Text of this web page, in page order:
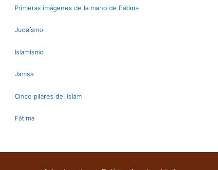
Primeras imágenes de la mano de Fátima
Judaísmo
Islamismo
Jamsa
Cinco pilares del Islam
Fátima